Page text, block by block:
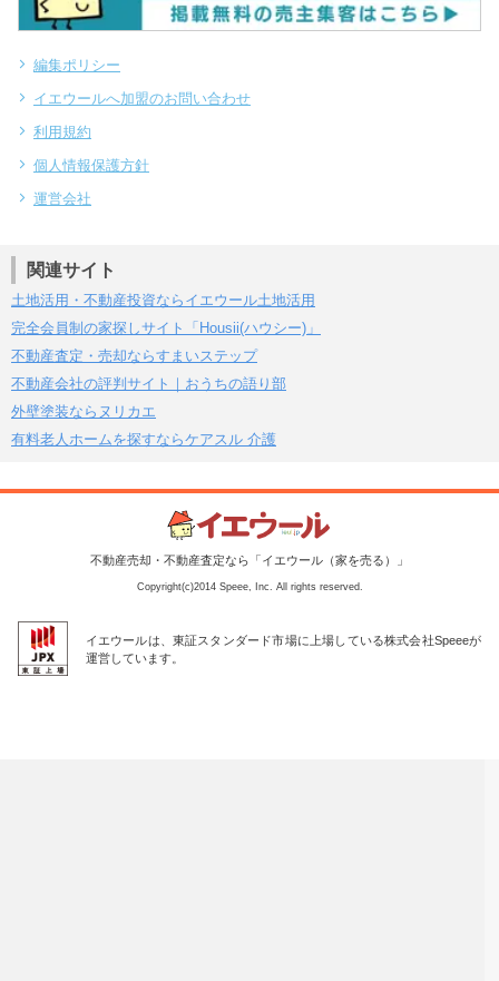
編集ポリシー
イエウールへ加盟のお問い合わせ
利用規約
個人情報保護方針
運営会社
関連サイト
土地活用・不動産投資ならイエウール土地活用
完全会員制の家探しサイト「Housii(ハウシー)」
不動産査定・売却ならすまいステップ
不動産会社の評判サイト｜おうちの語り部
外壁塗装ならヌリカエ
有料老人ホームを探すならケアスル 介護
不動産売却・不動産査定なら「イエウール（家を売る）」
Copyright(c)2014 Speee, Inc. All rights reserved.
イエウールは、東証スタンダード市場に上場している株式会社Speeeが
運営しています。